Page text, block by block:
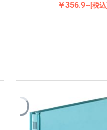
￥356.9~[税込]